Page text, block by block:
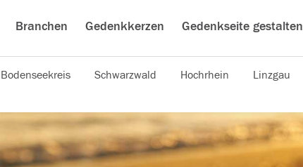
Branchen Gedenkkerzen Gedenkseite gestalten
Bodenseekreis Schwarzwald Hochrhein Linzgau